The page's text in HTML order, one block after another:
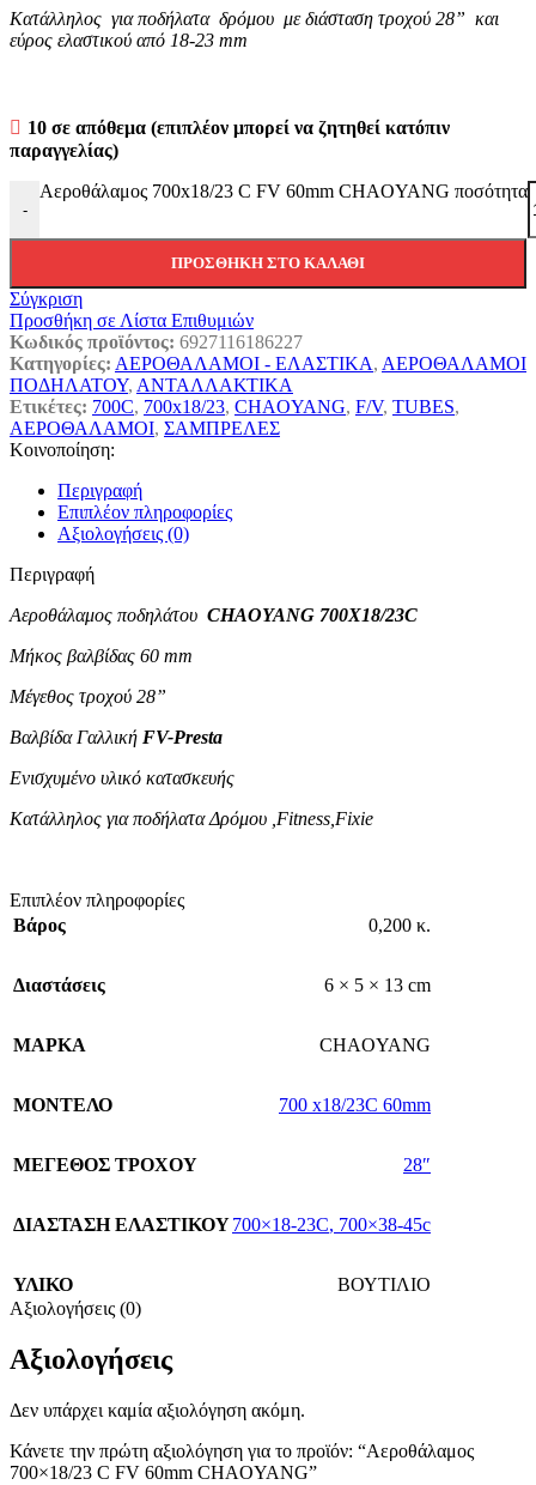
Κατάλληλος για ποδήλατα δρόμου με διάσταση τροχού 28” και
εύρος ελαστικού από 18-23 mm
10 σε απόθεμα (επιπλέον μπορεί να ζητηθεί κατόπιν
παραγγελίας)
-
Αεροθάλαμος 700x18/23 C FV 60mm CHAOYANG ποσότητα
ΠΡΟΣΘΉΚΗ ΣΤΟ ΚΑΛΆΘΙ
Σύγκριση
Προσθήκη σε Λίστα Επιθυμιών
Κωδικός προϊόντος: 6927116186227
Κατηγορίες: ΑΕΡΟΘΑΛΑΜΟΙ - ΕΛΑΣΤΙΚΑ, ΑΕΡΟΘΑΛΑΜΟΙ
ΠΟΔΗΛΑΤΟΥ, ΑΝΤΑΛΛΑΚΤΙΚΑ
Ετικέτες: 700C, 700x18/23, CHAOYANG, F/V, TUBES,
ΑΕΡΟΘΑΛΑΜΟΙ, ΣΑΜΠΡΕΛΕΣ
Κοινοποίηση:
Περιγραφή
Επιπλέον πληροφορίες
Αξιολογήσεις (0)
Περιγραφή
Αεροθάλαμος ποδηλάτου CHAOYANG 700X18/23C
Μήκος βαλβίδας 60 mm
Μέγεθος τροχού 28”
Βαλβίδα Γαλλική FV-Presta
Ενισχυμένο υλικό κατασκευής
Κατάλληλος για ποδήλατα Δρόμου ,Fitness,Fixie
Επιπλέον πληροφορίες
Βάρος
0,200 κ.
Διαστάσεις 6 × 5 × 13 cm
ΜΑΡΚΑ CHAOYANG
ΜΟΝΤΕΛΟ 700 x18/23C 60mm
ΜΕΓΕΘΟΣ ΤΡΟΧΟΥ 28″
ΔΙΑΣΤΑΣΗ ΕΛΑΣΤΙΚΟΥ700×18-23C, 700×38-45c
ΥΛΙΚΟ
ΒΟΥΤΙΛΙΟ
Αξιολογήσεις (0)
Αξιολογήσεις
Δεν υπάρχει καμία αξιολόγηση ακόμη.
Κάνετε την πρώτη αξιολόγηση για το προϊόν: “Αεροθάλαμος
700×18/23 C FV 60mm CHAOYANG”